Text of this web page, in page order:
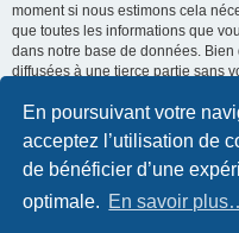
En poursuivant votre
acceptez l’utilisation de
de bénéficier d’une
optimale. En savoir
moment si nous estimons cela
que toutes les informations que
dans notre base de données.
diffusées à une tierce partie sans
.com », ni phpBB, ne pourront
tentative de piratage informatique